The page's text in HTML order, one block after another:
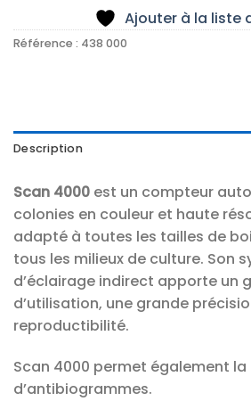
Ajouter à la liste
Référence : 438 000
Description
Scan 4000 est un compteur
colonies en couleur et haute
adapté à toutes les tailles de
tous les milieux de culture. Son
d’éclairage indirect apporte un
d’utilisation, une grande
reproductibilité.
Scan 4000 permet également
d’antibiogrammes.